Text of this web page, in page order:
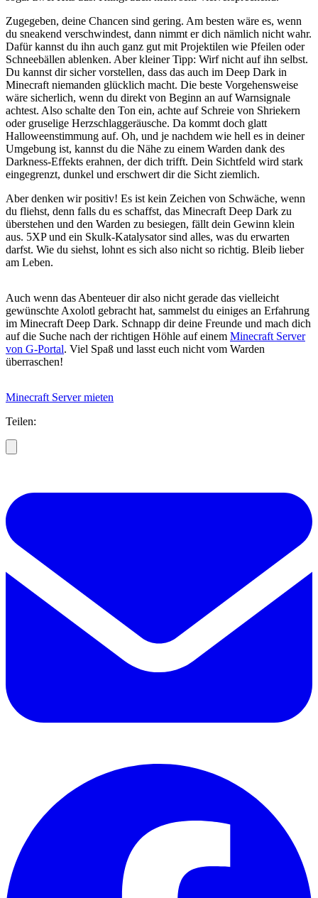
Zugegeben, deine Chancen sind gering. Am besten wäre es, wenn
du sneakend verschwindest, dann nimmt er dich nämlich nicht wahr.
Dafür kannst du ihn auch ganz gut mit Projektilen wie Pfeilen oder
Schneebällen ablenken. Aber kleiner Tipp: Wirf nicht auf ihn selbst.
Du kannst dir sicher vorstellen, dass das auch im Deep Dark in
Minecraft niemanden glücklich macht. Die beste Vorgehensweise
wäre sicherlich, wenn du direkt von Beginn an auf Warnsignale
achtest. Also schalte den Ton ein, achte auf Schreie von Shriekern
oder gruselige Herzschlaggeräusche. Da kommt doch glatt
Halloweenstimmung auf. Oh, und je nachdem wie hell es in deiner
Umgebung ist, kannst du die Nähe zu einem Warden dank des
Darkness-Effekts erahnen, der dich trifft. Dein Sichtfeld wird stark
eingegrenzt, dunkel und erschwert dir die Sicht ziemlich.
Aber denken wir positiv! Es ist kein Zeichen von Schwäche, wenn
du fliehst, denn falls du es schaffst, das Minecraft Deep Dark zu
überstehen und den Warden zu besiegen, fällt dein Gewinn klein
aus. 5XP und ein Skulk-Katalysator sind alles, was du erwarten
darfst. Wie du siehst, lohnt es sich also nicht so richtig. Bleib lieber
am Leben.
Auch wenn das Abenteuer dir also nicht gerade das vielleicht
gewünschte Axolotl gebracht hat, sammelst du einiges an Erfahrung
im Minecraft Deep Dark. Schnapp dir deine Freunde und mach dich
auf die Suche nach der richtigen Höhle auf einem Minecraft Server
von G-Portal. Viel Spaß und lasst euch nicht vom Warden
überraschen!
Minecraft Server mieten
Teilen: